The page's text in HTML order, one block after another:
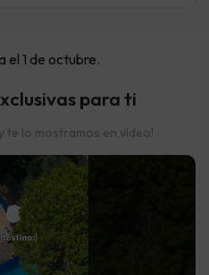
el 1 de octubre.
para ti
te lo mostramos en vídeo!